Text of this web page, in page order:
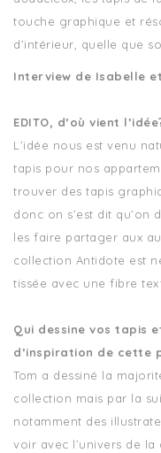
touche graphique et
d’intérieur, quelle que
Interview de Isabelle et
EDITO, d’où vient
L’idée nous est venu
tapis pour nos
trouver des tapis
donc on s’est dit qu’on
les faire partager aux
collection Antidote est
tissée avec une fibre
Qui dessine vos tapis
d’inspiration de cette
Tom a dessiné la
collection mais par la
notamment des
voir avec l’univers de